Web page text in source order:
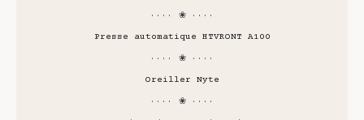
···· ❀ ····
Presse automatique HTVRONT A100
···· ❀ ····
Oreiller Nyte
···· ❀ ····